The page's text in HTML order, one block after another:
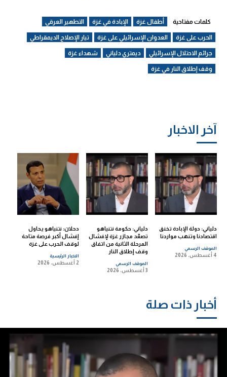
آخر الاخبار
دلياني: دولة الإبادة تخنق
اقتصادنا وتنهب مواردنا
الموقف الرسمي
4 أغسطس، 2026
دلياني: حكومة نتنياهو
تصعّد مجازر غزة لإفشال
المرحلة الثانية من اتفاق
وقف إطلاق النار
الموقف الرسمي
3 أغسطس، 2026
دحلان: نتنياهو يحاول
إفشال أكبر فرصة متاحة
لوقف الحرب على غزة
الاخبار الرئيسية
2 أغسطس، 2026
كلمات مفتاحية أطفال غزة الإبادة في غزة التطهير العرقي
الحرب على غزة العدوان الإسرائيلي على غزة تيار الإصلاح الديمقراطي
جرائم الاحتلال الإسرائيلي ديمتري دلياني شهداء غزة
وقف إطلاق النار في غزة
أخبار ذات صلة